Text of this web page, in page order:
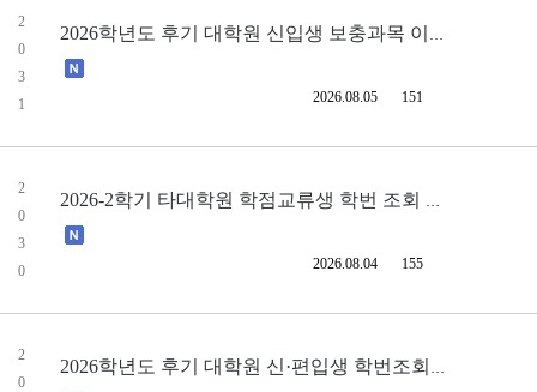
2
0
3
1
2026학년도 후기 대학원 신입생 보충과목 이수대상자 선정 및 보충과목 인정
2026.08.05 151
2
0
3
0
2026-2학기 타대학원 학점교류생 학번 조회 및 수강신청 안내
2026.08.04 155
2
0
2026학년도 후기 대학원 신·편입생 학번조회 안내 및 주요 학사안내